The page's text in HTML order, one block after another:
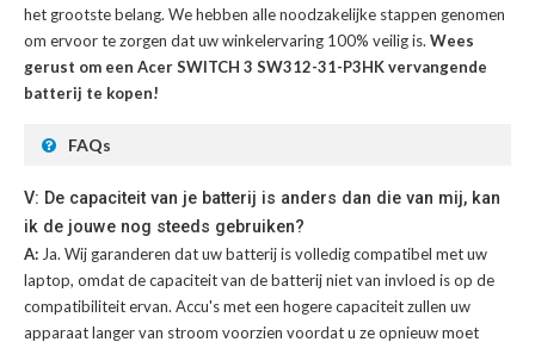
het grootste belang. We hebben alle noodzakelijke stappen genomen
om ervoor te zorgen dat uw winkelervaring 100% veilig is. Wees
gerust om een Acer SWITCH 3 SW312-31-P3HK vervangende
batterij te kopen!
FAQs
V: De capaciteit van je batterij is anders dan die van mij, kan
ik de jouwe nog steeds gebruiken?
A: Ja. Wij garanderen dat uw batterij is volledig compatibel met uw
laptop, omdat de capaciteit van de batterij niet van invloed is op de
compatibiliteit ervan. Accu's met een hogere capaciteit zullen uw
apparaat langer van stroom voorzien voordat u ze opnieuw moet